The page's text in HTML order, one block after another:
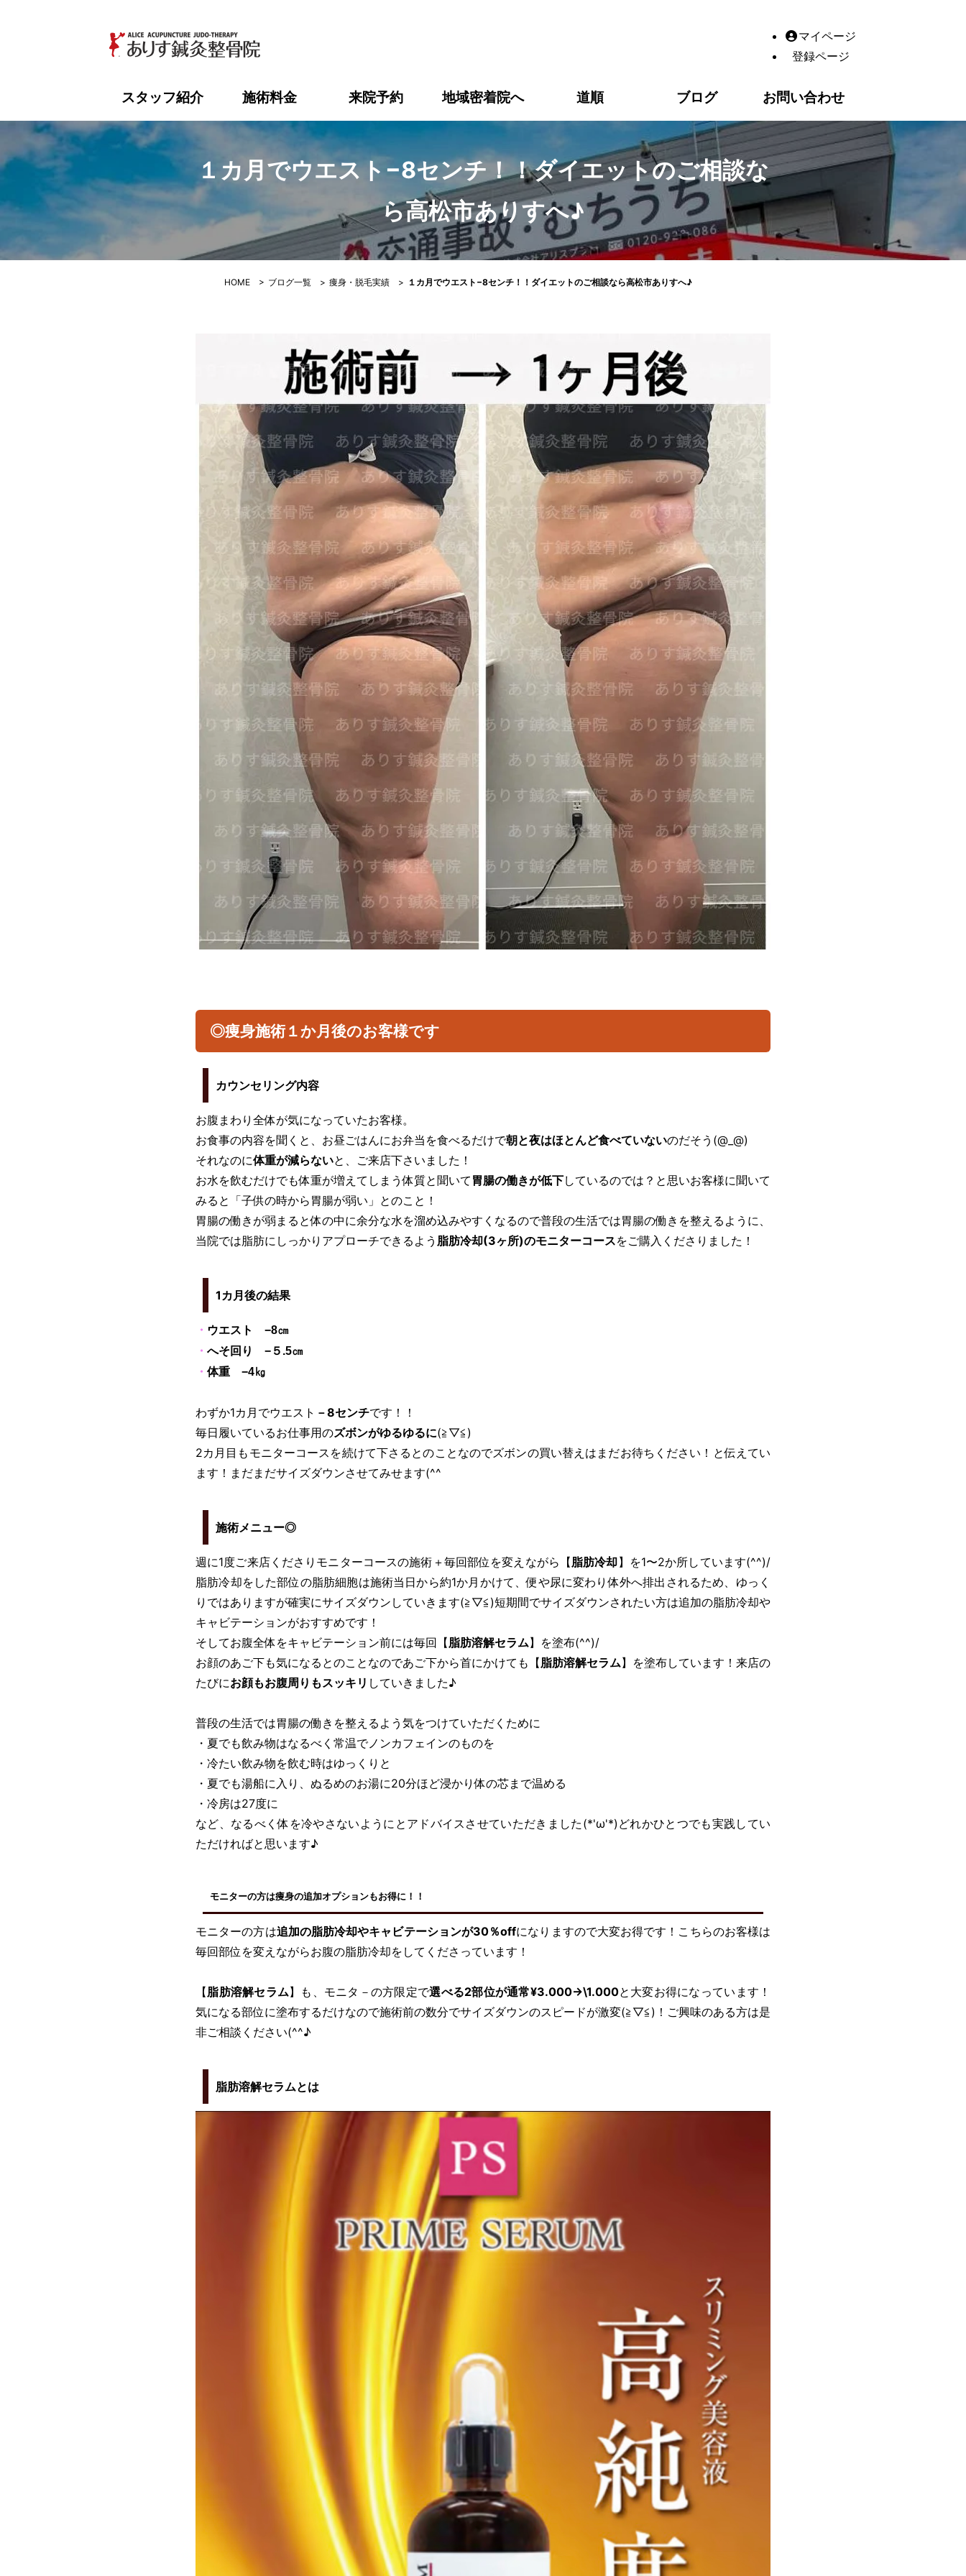
マイページ
登録ページ
１カ月でウエスト−8センチ！！ダイエットのご相談なら高松市ありすへ♪｜【高松市】ありす鍼灸整骨院｜整体・鍼灸・産後の骨盤矯
スタッフ紹介 施術料金 来院予約 地域密着院へ 道順 ブログ お問い合わせ
１カ月でウエスト−8センチ！！ダイエットのご相談な
ら高松市ありすへ♪
HOME > ブログ一覧 > 痩身・脱毛実績 > １カ月でウエスト−8センチ！！ダイエットのご相談なら高松市ありすへ♪
◎痩身施術１か月後のお客様です
カウンセリング内容
お腹まわり全体が気になっていたお客様。
お食事の内容を聞くと、お昼ごはんにお弁当を食べるだけで朝と夜はほとんど食べていないのだそう(@_@)
それなのに体重が減らないと、ご来店下さいました！
お水を飲むだけでも体重が増えてしまう体質と聞いて 胃腸の働きが低下しているのでは？と思いお客様に聞いて
みると「子供の時から胃腸が弱い」とのこと！
胃腸の働きが弱まると体の中に余分な水を溜め込みやすくなるので普段の生活では胃腸の働きを整えるように、
当院では脂肪にしっかりアプローチできるよう 脂肪冷却(3ヶ所)のモニターコースをご購入くださりました！
1カ月後の結果
・ ウエスト −8㎝
・ へそ回り −５.5㎝
・ 体重 −4㎏
わずか1カ月でウエスト －8センチです！！
毎日履いているお仕事用のズボンがゆるゆるに(≧▽≦)
2カ月目もモニターコースを続けて下さるとのことなのでズボンの買い替えはまだお待ちください！と伝えてい
ます！まだまだサイズダウンさせてみせます(^^ゞ
施術メニュー◎
週に1度ご来店くださりモニターコースの施術＋毎回部位を変えながら【脂肪冷却】を1〜2か所しています(^^)/
脂肪冷却をした部位の脂肪細胞は施術当日から約1か月かけて、便や尿に変わり体外へ排出されるため、ゆっく
りではありますが確実にサイズダウンしていきます(≧▽≦)短期間でサイズダウンされたい方は追加の脂肪冷却や
キャビテーションがおすすめです！
そしてお腹全体をキャビテーション前には毎回【脂肪溶解セラム】を塗布(^^)/
お顔のあご下も気になるとのことなのであご下から首にかけても【脂肪溶解セラム】を塗布しています！来店の
たびにお顔もお腹周りもスッキリ していきました♪
普段の生活では胃腸の働きを整えるよう気をつけていただくために
・夏でも飲み物はなるべく常温でノンカフェインのものを
・冷たい飲み物を飲む時はゆっくりと
・夏でも湯船に入り、ぬるめのお湯に20分ほど浸かり体の芯まで温める
・冷房は27度に
など、なるべく体を冷やさないようにとアドバイスさせていただきました(*'ω'*)どれかひとつでも実践してい
ただければと思います♪
モニターの方は痩身の追加オプションもお得に！！
モニターの方は追加の脂肪冷却やキャビテーションが30％offになりますので大変お得です！こちらのお客様は
毎回部位を変えながらお腹の脂肪冷却をしてくださっています！
【脂肪溶解セラム】も、モニタ－の方限定で選べる2部位が通常¥3.000→\1.000と大変お得になっています！
気になる部位に塗布するだけなので施術前の数分でサイズダウンのスピードが激変(≧▽≦)！ご興味のある方は是
非ご相談ください(^^♪
脂肪溶解セラムとは